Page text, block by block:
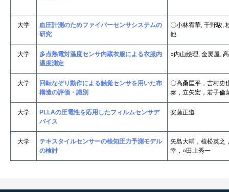
大学
血圧計測のためファイバーセンサシステムの
研究
〇小林宥華, 千野駿
他
大学
多点熱電対温度センサ内蔵衣服による衣服内
温度測定
○内山絵理, 金炅屋,
大学
回転なぞり動作による触覚センサを用いた布
構造の評価・識別
〇高桑匡平，吉村史
泰，立矢宏，若子倫
大学
PLLAの圧電性を応用したフィルムセンサデ
バイス
安藤正道
大学
テキスタイルセンサーの検知圧力予測モデル
の検討
矢島大輔，植松英之
幸，○田上秀一